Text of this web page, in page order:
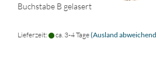
Buchstabe B gelasert
Lieferzeit: ca. 3-4 Tage(Ausland